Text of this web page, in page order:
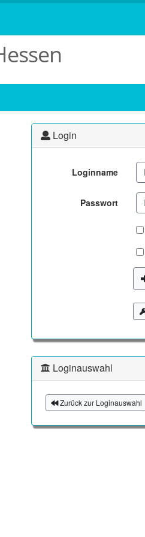
Login
Loginname
Passwort
Loginauswahl
Zurück zur Loginauswahl